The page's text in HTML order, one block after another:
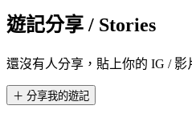
遊記分享 / Stories
還沒有人分享，貼上你的 IG / 影
＋ 分享我的遊記